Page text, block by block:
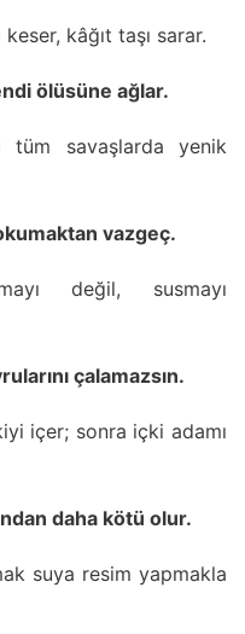
keser, kâğıt taşı sarar.
ölüsüne ağlar.
tüm savaşlarda yenik
vazgeç.
değil, susmayı
çalamazsın.
içer; sonra içki adamı
daha kötü olur.
suya resim yapmakla